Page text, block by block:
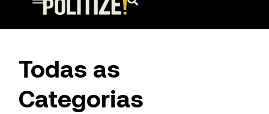
Pesquisar
Todas as
Categorias